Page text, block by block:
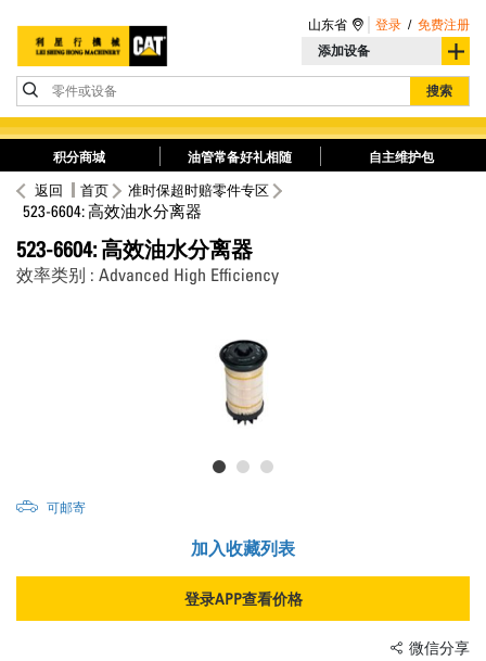
添加设备
零件或设备 搜索
山东省 登录 / 免费注册
积分商城 油管常备好礼相随 自主维护包
返回 首页 准时保超时赔零件专区
523-6604: 高效油水分离器
523-6604: 高效油水分离器
效率类别 : Advanced High Efficiency
可邮寄
加入收藏列表
登录APP查看价格
微信分享